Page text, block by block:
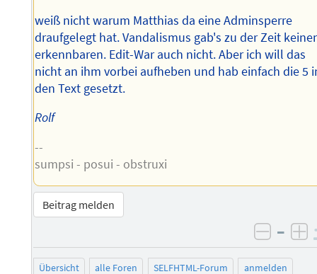
weiß nicht warum Matthias da eine Adminsperre
draufgelegt hat. Vandalismus gab's zu der Zeit
erkennbaren. Edit-War auch nicht. Aber ich will das
nicht an ihm vorbei aufheben und hab einfach die 5
den Text gesetzt.
Rolf
--
sumpsi - posui - obstruxi
Beitrag melden
–
Übersicht alle Foren SELFHTML-Forum
anmelden